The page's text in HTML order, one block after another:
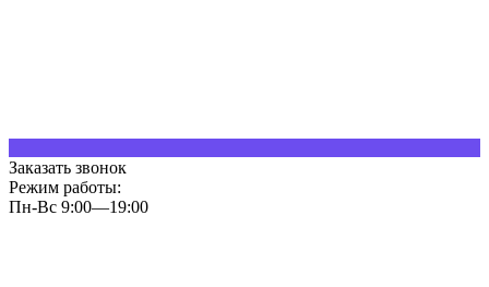
Заказать звонок
Режим работы:
Пн-Вс 9:00—19:00